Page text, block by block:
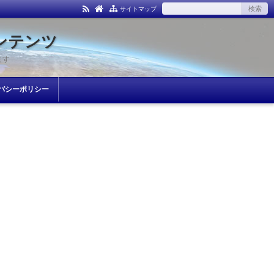
サイトマップ
テンツ
す
シーポリシー